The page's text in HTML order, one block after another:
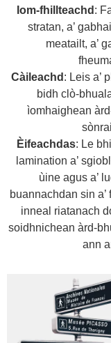
Iom-fhillteachd :
stratan, a’
meatailt, a’
Càileachd : Leis a’
bidh clò-
ìomhaighean
Èifeachdas: Le
lamination a’
ùine agus a’
buannachdan sin
inneal riatanach
soidhnichean àrd-
ann